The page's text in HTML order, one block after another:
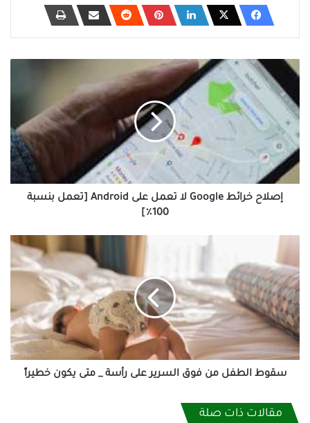
إصلاح
خرائط
Google
لا
تعمل
على
Android
[تعمل
بنسبة
إصلاح خرائط Google لا تعمل على Android [تعمل بنسبة
100٪]
من
فوق
السرير
على
رأسة
_
متى
يكونسقوط الطفل من فوق السرير على رأسة _ متى يكون خطيراً
مقالات ذات صلة